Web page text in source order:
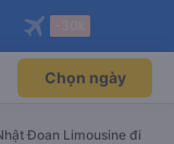
Mở app
qua
Mở app
Chọn ngày
Đoan Limousine đi